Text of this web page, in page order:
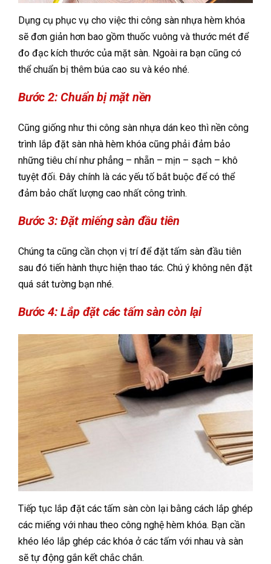
Dụng cụ phục vụ cho việc thi công sàn nhựa hèm khóa
sẽ đơn giản hơn bao gồm thuốc vuông và thước mét để
đo đạc kích thước của mặt sàn. Ngoài ra bạn cũng có
thể chuẩn bị thêm búa cao su và kéo nhé.
Bước 2: Chuẩn bị mặt nền
Cũng giống như thi công sàn nhựa dán keo thì nền công
trình lắp đặt sàn nhà hèm khóa cũng phải đảm bảo
những tiêu chí như phẳng – nhẵn – mịn – sạch – khô
tuyệt đối. Đây chính là các yếu tố bắt buộc để có thể
đảm bảo chất lượng cao nhất công trình.
Bước 3: Đặt miếng sàn đầu tiên
Chúng ta cũng cần chọn vị trí để đặt tấm sàn đầu tiên
sau đó tiến hành thực hiện thao tác. Chú ý không nên đặt
quá sát tường bạn nhé.
Bước 4: Lắp đặt các tấm sàn còn lại
Tiếp tục lắp đặt các tấm sàn còn lại bằng cách lắp ghép
các miếng với nhau theo công nghệ hèm khóa. Bạn cần
khéo léo lắp ghép các khóa ở các tấm với nhau và sàn
sẽ tự động gắn kết chắc chắn.